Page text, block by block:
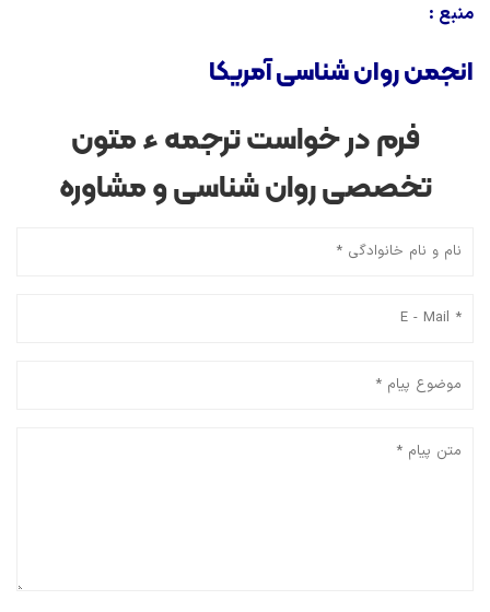
منبع :
انجمن روان شناسی آمریکا
فرم در خواست ترجمه ء متون
تخصصی روان شناسی و مشاوره